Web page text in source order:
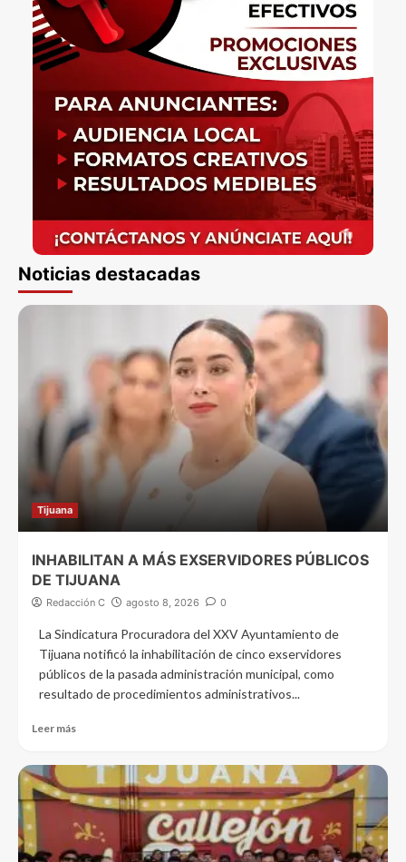
Noticias destacadas
Tijuana
INHABILITAN A MÁS EXSERVIDORES PÚBLICOS
DE TIJUANA
Redacción C agosto 8, 2026 0
La Sindicatura Procuradora del XXV Ayuntamiento de
Tijuana notificó la inhabilitación de cinco exservidores
públicos de la pasada administración municipal, como
resultado de procedimientos administrativos...
Leer más